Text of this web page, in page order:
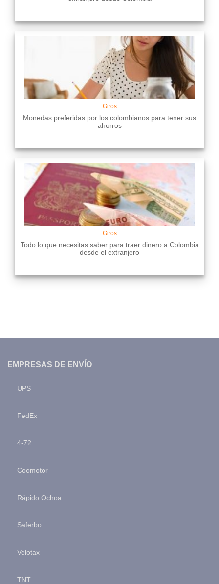
Giros
Monedas preferidas por los colombianos para tener sus
ahorros
Giros
Todo lo que necesitas saber para traer dinero a Colombia
desde el extranjero
EMPRESAS DE ENVÍO
UPS
FedEx
4-72
Coomotor
Rápido Ochoa
Saferbo
Velotax
TNT